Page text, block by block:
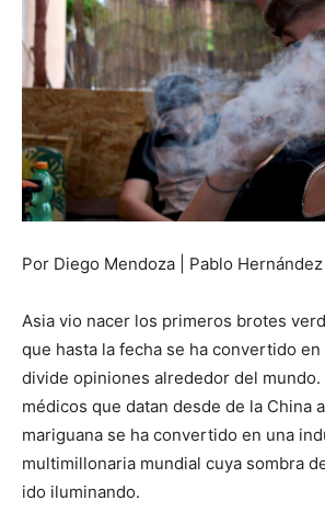
Por Diego Mendoza | Pablo Hernández
Asia vio nacer los primeros brotes
que hasta la fecha se ha convertido
divide opiniones alrededor del
médicos que datan desde de la China
mariguana se ha convertido en una
multimillonaria mundial cuya sombra
ido iluminando.